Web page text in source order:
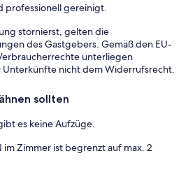
professionell gereinigt.
stornierst, gelten die
des Gastgebers. Gemäß den EU-
unterliegen
Unterkünfte nicht dem Widerrufsrecht.
sollten
es keine Aufzüge.
im Zimmer ist begrenzt auf max. 2